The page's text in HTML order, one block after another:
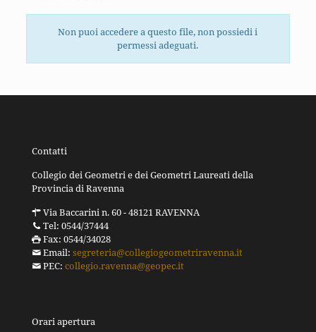
Non puoi accedere a questo file, non possiedi i
permessi adeguati.
Contatti
Collegio dei Geometri e dei Geometri Laureati della
Provincia di Ravenna
Via Baccarini n. 60 - 48121 RAVENNA
Tel: 0544/37444
Fax: 0544/34028
Email: segreteria@collegiogeometriravenna.it
PEC: collegio.ravenna@geopec.it
Orari apertura